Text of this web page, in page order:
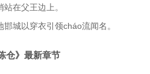
在父王边上。
城以穿衣引领cháo流闻名。
仓》最新章节